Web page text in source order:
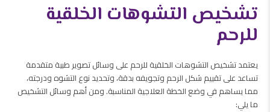
تشخيص التشوهات الخلقية
للرحم
يعتمد تشخيص التشوهات الخلقية للرحم على وسائل تصوير طبية متقدمة
تساعد على تقييم شكل الرحم وتجويفه بدقة، وتحديد نوع التشوه ودرجته،
مما يساهم في وضع الخطة العلاجية المناسبة. ومن أهم وسائل التشخيص
ما يلي: